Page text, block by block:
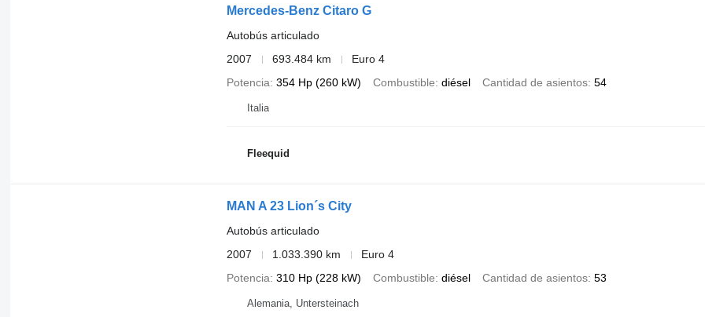
Mercedes-Benz Citaro G
Autobús articulado
2007
693.484 km
Euro 4
Potencia 354 Hp (260 kW) Combustible diésel Cantidad de asientos 54
Italia
Fleequid
MAN A 23 Lion´s City
Autobús articulado
2007
1.033.390 km
Euro 4
Potencia 310 Hp (228 kW) Combustible diésel Cantidad de asientos 53
Alemania, Untersteinach